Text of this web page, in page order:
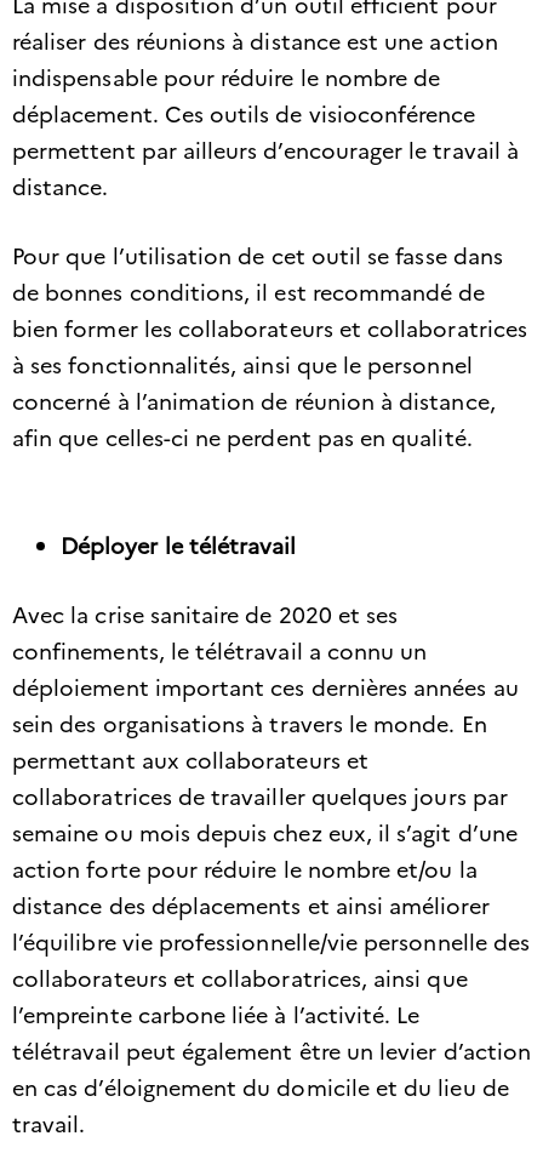
réaliser des réunions à distance est une action
indispensable pour réduire le nombre de
déplacement. Ces outils de visioconférence
permettent par ailleurs d’encourager le travail à
distance.
Pour que l’utilisation de cet outil se fasse dans
de bonnes conditions, il est recommandé de
bien former les collaborateurs et collaboratrices
à ses fonctionnalités, ainsi que le personnel
concerné à l’animation de réunion à distance,
afin que celles-ci ne perdent pas en qualité.
Déployer le télétravail
Avec la crise sanitaire de 2020 et ses
confinements, le télétravail a connu un
déploiement important ces dernières années au
sein des organisations à travers le monde. En
permettant aux collaborateurs et
collaboratrices de travailler quelques jours par
semaine ou mois depuis chez eux, il s’agit d’une
action forte pour réduire le nombre et/ou la
distance des déplacements et ainsi améliorer
l’équilibre vie professionnelle/vie personnelle des
collaborateurs et collaboratrices, ainsi que
l’empreinte carbone liée à l’activité. Le
télétravail peut également être un levier d’action
en cas d’éloignement du domicile et du lieu de
travail.